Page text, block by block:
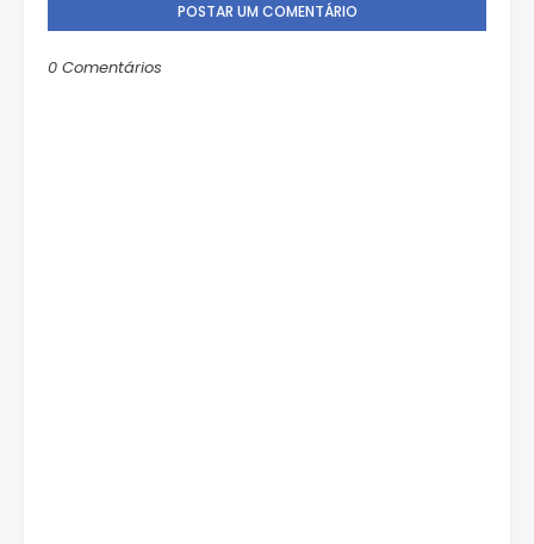
POSTAR UM COMENTÁRIO
0 Comentários